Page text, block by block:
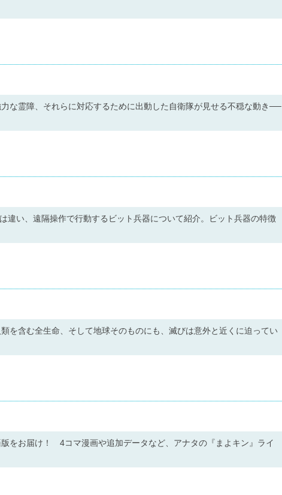
な霊障、それらに対応するために出動した自衛隊が見せる不穏な動き──
違い、遠隔操作で行動するビット兵器について紹介。ビット兵器の特徴
を含む全生命、そして地球そのものにも、滅びは意外と近くに迫ってい
をお届け！ 4コマ漫画や追加データなど、アナタの『まよキン』ライ